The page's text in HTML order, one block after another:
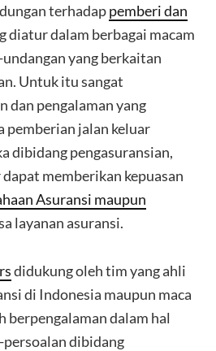
terhadappemberi dan
diatur dalam berbagai macam
yang berkaitan
Untuk itu sangat
dan pengalaman yang
pemberian jalan keluar
dibidang pengasuransian,
memberikan kepuasan
Asuransi maupun
layanan asuransi.
didukung oleh tim yang ahli
di Indonesia maupun maca
berpengalaman dalam hal
dibidang